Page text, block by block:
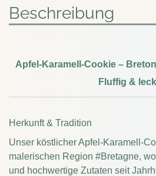
Beschreibung
Apfel-Karamell-Cookie –
Fluffig &
Herkunft & Tradition
Unser köstlicher Apfel-Karamell-
malerischen Region #Bretagne,
und hochwertige Zutaten seit